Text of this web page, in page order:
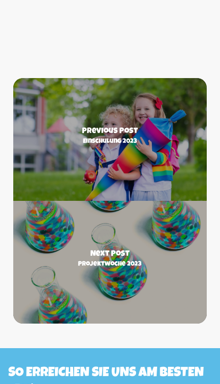
Previous Post
Einschulung 2023
Next Post
Projektwoche 2023
SO ERREICHEN SIE UNS AM BESTEN